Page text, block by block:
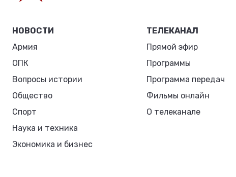
НОВОСТИ
Армия
ОПК
Вопросы истории
Общество
Спорт
Наука и техника
Экономика и бизнес
ТЕЛЕКАНАЛ
Прямой эфир
Программы
Программа передач
Фильмы онлайн
О телеканале